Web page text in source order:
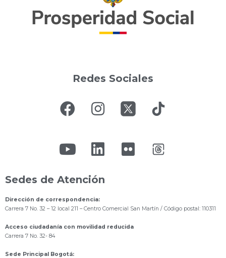
Redes Sociales
Sedes de Atención
Dirección de correspondencia:
Carrera 7 No. 32 – 12 local 211 – Centro Comercial San Martín / Código postal: 110311
Acceso ciudadanía con movilidad reducida
Carrera 7 No. 32- 84
Sede Principal Bogotá: